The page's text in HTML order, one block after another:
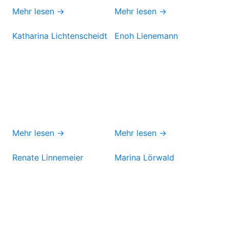
Mehr lesen → Mehr lesen →
Katharina Lichtenscheidt
Mehr lesen →
Enoh Lienemann
Mehr lesen →
Renate Linnemeier Marina Lörwald